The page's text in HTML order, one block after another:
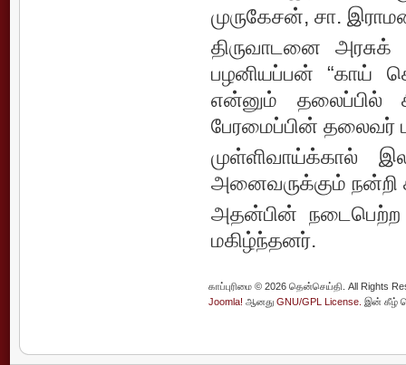
முருகேசன், சா.
திருவாடனை
பழனியப்பன் “காய்
என்னும் தலைப்பில்
பேரமைப்பின் தலைவர்
முள்ளிவாய்க்கால்
அனைவருக்கும் நன்றி
அதன்பின் நடைபெற்ற
மகிழ்ந்தனர்.
காப்புரிமை © 2026 தென்செய்தி. All Rights
Joomla! ஆனது GNU/GPL License. இன் கீழ்